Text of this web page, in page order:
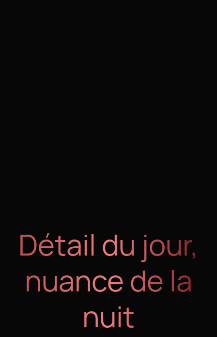
Détail du jour,
nuance de la
nuit